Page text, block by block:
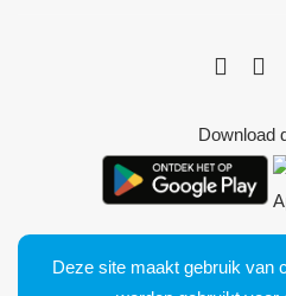
Download
Deze site maakt gebruik van